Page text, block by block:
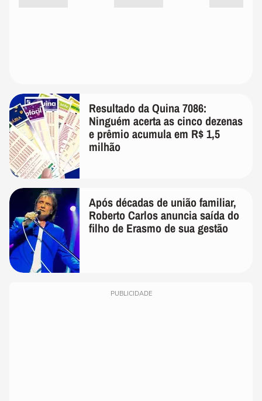
Resultado da Quina 7086:
Ninguém acerta as cinco dezenas
e prêmio acumula em R$ 1,5
milhão
Após décadas de união familiar,
Roberto Carlos anuncia saída do
filho de Erasmo de sua gestão
PUBLICIDADE